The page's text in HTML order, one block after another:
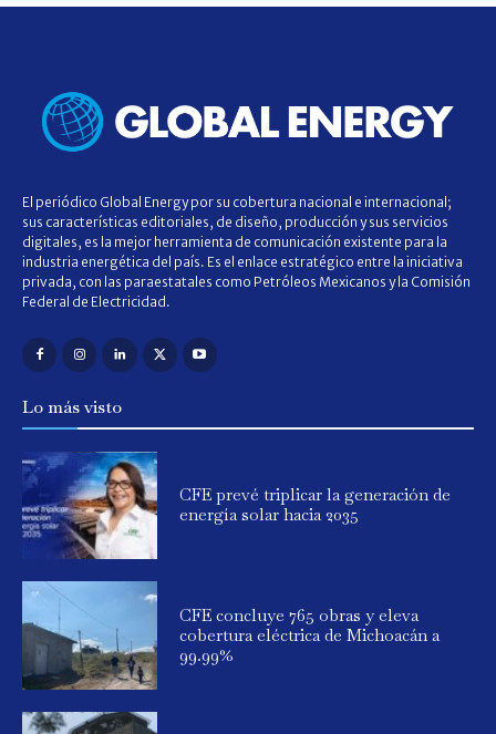
El periódico Global Energy por su cobertura nacional e internacional;
sus características editoriales, de diseño, producción y sus servicios
digitales, es la mejor herramienta de comunicación existente para la
industria energética del país. Es el enlace estratégico entre la iniciativa
privada, con las paraestatales como Petróleos Mexicanos y la Comisión
Federal de Electricidad.
Lo más visto
CFE prevé triplicar la generación de
energía solar hacia 2035
CFE concluye 765 obras y eleva
cobertura eléctrica de Michoacán a
99.99%